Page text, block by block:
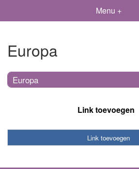
Menu +
Europa
Europa
Link toevoegen
Link toevoegen